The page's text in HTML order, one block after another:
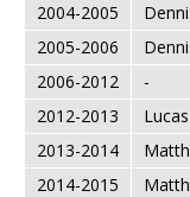
2004-2005
2005-2006
2006-2012
-
2012-2013
2013-2014
2014-2015